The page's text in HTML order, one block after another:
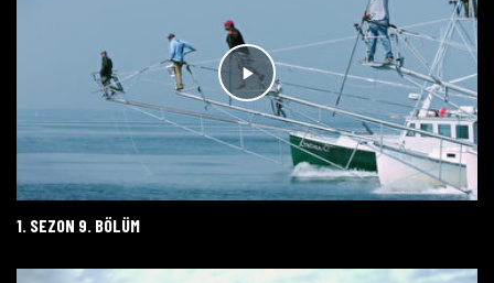
1. SEZON 9. BÖLÜM